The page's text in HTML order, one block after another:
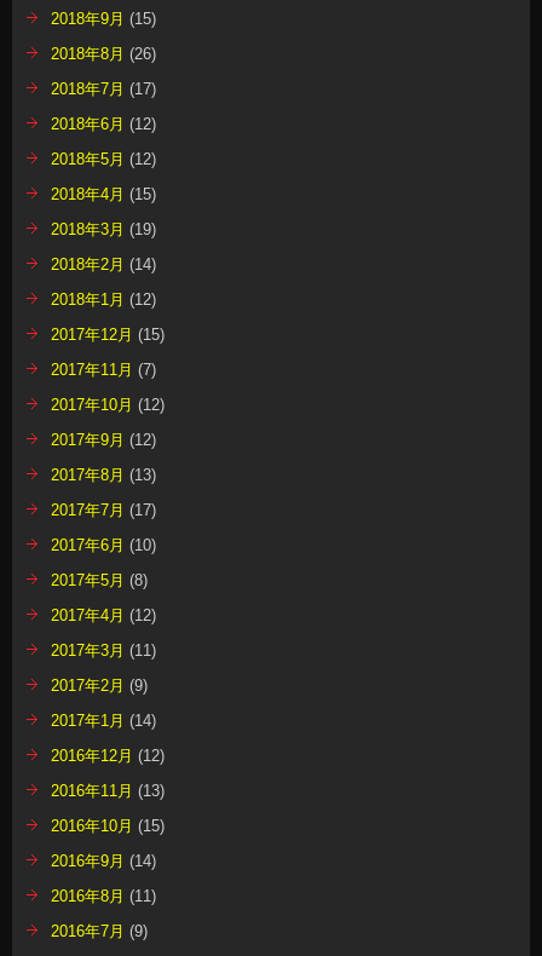
2018年9月 (15)
2018年8月 (26)
2018年7月 (17)
2018年6月 (12)
2018年5月 (12)
2018年4月 (15)
2018年3月 (19)
2018年2月 (14)
2018年1月 (12)
2017年12月 (15)
2017年11月 (7)
2017年10月 (12)
2017年9月 (12)
2017年8月 (13)
2017年7月 (17)
2017年6月 (10)
2017年5月 (8)
2017年4月 (12)
2017年3月 (11)
2017年2月 (9)
2017年1月 (14)
2016年12月 (12)
2016年11月 (13)
2016年10月 (15)
2016年9月 (14)
2016年8月 (11)
2016年7月 (9)